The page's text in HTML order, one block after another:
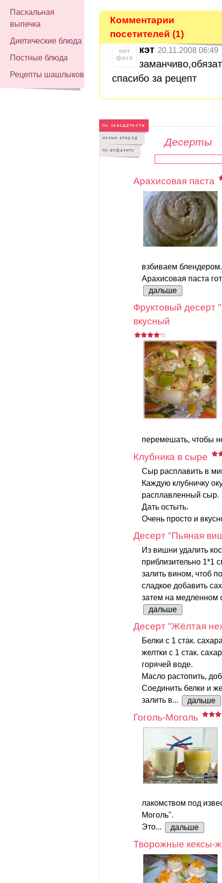
Пасхальная
выпечка
Диетические блюда
Постные блюда
Рецепты шашлыков
Комментарии
посетителей (1)
кэт 20.11.2008 06:49
спасибо за рецепт
Десерты
Арахисовая паста
взбиваем блендером.
Арахисовая паста
дальше
Фруктовый десерт
вкусный
перемешать, чтобы
Клубника в сыре
Сыр расплавить в
Каждую клубничку
расплавленный сыр.
Дать остыть.
Очень просто и
Десерт "Пьяная
Из вишни удалить
приблизительно 1*1
залить вином, чтоб
сладкое добавить
затем на медленном
дальше
Десерт "Жёлтая
Белки с 1 стак.
желтки с 1 стак.
горячей воде.
Масло растопить,
Соединить белки и
залить в...
дальше
Гоголь-Моголь
лакомством под
Моголь".
Это...
дальше
Творожные кексы-